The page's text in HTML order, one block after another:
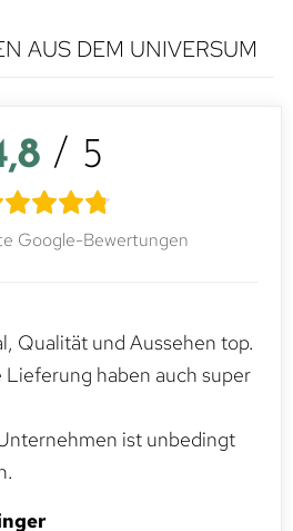
AUS DEM UNIVERSUM
/ 5
Google-Bewertungen
Qualität und Aussehen top.
Lieferung haben auch super
ist unbedingt